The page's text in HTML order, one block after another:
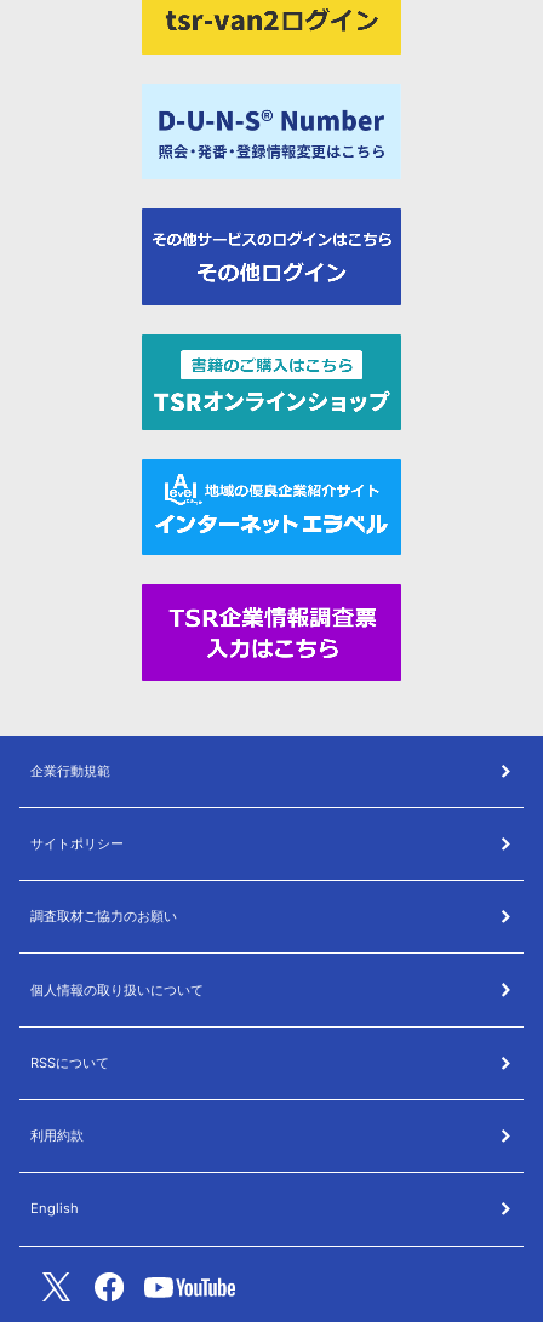
企業行動規範
サイトポリシー
調査取材ご協力のお願い
個人情報の取り扱いについて
RSSについて
利用約款
English